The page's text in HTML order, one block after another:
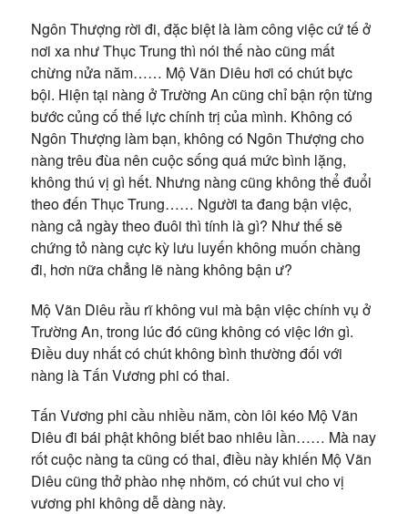
Ngôn Thượng rời đi, đặc biệt là làm công việc cứ tế ở
nơi xa như Thục Trung thì nói thế nào cũng mất
chừng nửa năm…… Mộ Vãn Diêu hơi có chút bực
bội. Hiện tại nàng ở Trường An cũng chỉ bận rộn từng
bước củng cố thế lực chính trị của mình. Không có
Ngôn Thượng làm bạn, không có Ngôn Thượng cho
nàng trêu đùa nên cuộc sống quá mức bình lặng,
không thú vị gì hết. Nhưng nàng cũng không thể đuổi
theo đến Thục Trung…… Người ta đang bận việc,
nàng cả ngày theo đuôi thì tính là gì? Như thế sẽ
chứng tỏ nàng cực kỳ lưu luyến không muốn chàng
đi, hơn nữa chẳng lẽ nàng không bận ư?
Mộ Vãn Diêu rầu rĩ không vui mà bận việc chính vụ ở
Trường An, trong lúc đó cũng không có việc lớn gì.
Điều duy nhất có chút không bình thường đối với
nàng là Tấn Vương phi có thai.
Tấn Vương phi cầu nhiều năm, còn lôi kéo Mộ Vãn
Diêu đi bái phật không biết bao nhiêu lần…… Mà nay
rốt cuộc nàng ta cũng có thai, điều này khiến Mộ Vãn
Diêu cũng thở phào nhẹ nhõm, có chút vui cho vị
vương phi không dễ dàng này.